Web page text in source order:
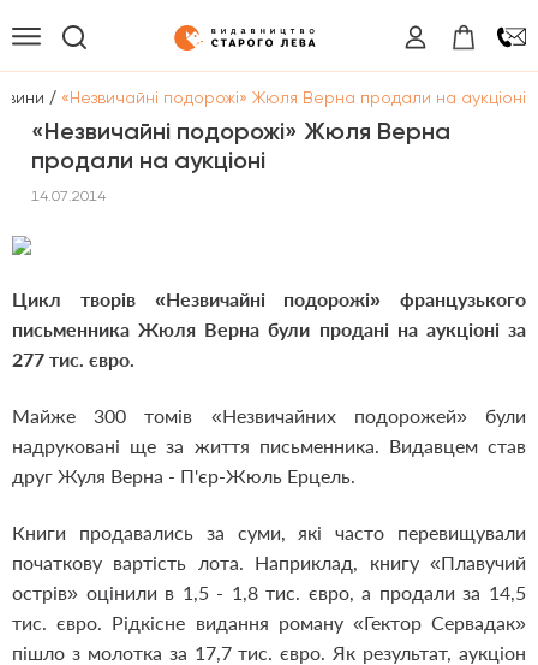
/ «Незвичайні подорожі» Жюля Верна продали на аукціоні
«Незвичайні подорожі» Жюля Верна
продали на аукціоні
14.07.2014
Цикл творів «Незвичайні подорожі» французького
письменника Жюля Верна були продані на аукціоні за
277 тис. євро.
Майже 300 томів «Незвичайних подорожей» були
надруковані ще за життя письменника. Видавцем став
друг Жуля Верна - П'єр-Жюль Ерцель.
Книги продавались за суми, які часто перевищували
початкову вартість лота. Наприклад, книгу «Плавучий
острів» оцінили в 1,5 - 1,8 тис. євро, а продали за 14,5
тис. євро. Рідкісне видання роману «Гектор Сервадак»
пішло з молотка за 17,7 тис. євро. Як результат, аукціон